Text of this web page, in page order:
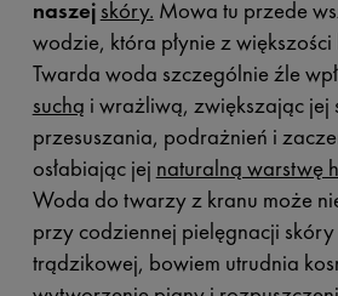
naszej skóry. Mowa tu przede
wodzie, która płynie z
Twarda woda szczególnie źle
suchą i wrażliwą, zwiększając jej
przesuszania, podrażnień i
osłabiając jej naturalną warstwę
Woda do twarzy z kranu może
przy codziennej pielęgnacji skóry
trądzikowej, bowiem utrudnia